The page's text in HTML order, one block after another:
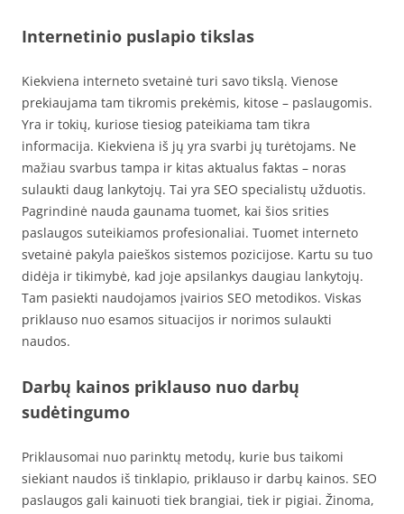
Internetinio puslapio tikslas
Kiekviena interneto svetainė turi savo tikslą. Vienose
prekiaujama tam tikromis prekėmis, kitose – paslaugomis.
Yra ir tokių, kuriose tiesiog pateikiama tam tikra
informacija. Kiekviena iš jų yra svarbi jų turėtojams. Ne
mažiau svarbus tampa ir kitas aktualus faktas – noras
sulaukti daug lankytojų. Tai yra SEO specialistų užduotis.
Pagrindinė nauda gaunama tuomet, kai šios srities
paslaugos suteikiamos profesionaliai. Tuomet interneto
svetainė pakyla paieškos sistemos pozicijose. Kartu su tuo
didėja ir tikimybė, kad joje apsilankys daugiau lankytojų.
Tam pasiekti naudojamos įvairios SEO metodikos. Viskas
priklauso nuo esamos situacijos ir norimos sulaukti
naudos.
Darbų kainos priklauso nuo darbų
sudėtingumo
Priklausomai nuo parinktų metodų, kurie bus taikomi
siekiant naudos iš tinklapio, priklauso ir darbų kainos. SEO
paslaugos gali kainuoti tiek brangiai, tiek ir pigiai. Žinoma,